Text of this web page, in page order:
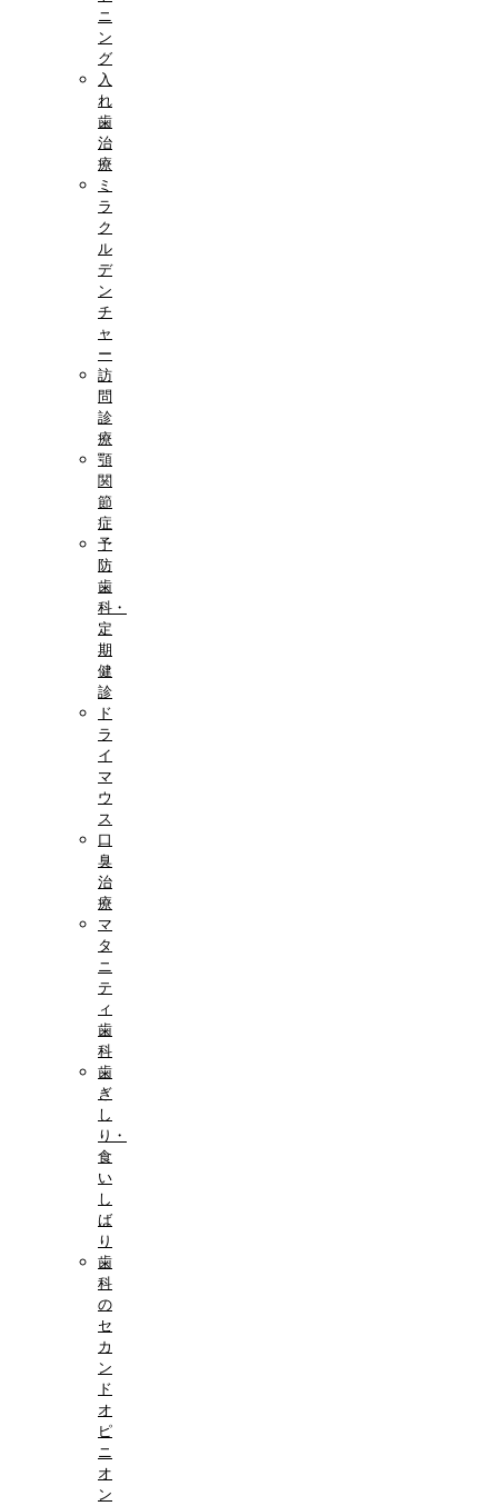
ニ
ン
グ
入
れ
歯
治
療
ミ
ラ
ク
ル
デ
ン
チ
ャ
ー
訪
問
診
療
顎
関
節
症
予
防
歯
科・
定
期
健
診
ド
ラ
イ
マ
ウ
ス
口
臭
治
療
マ
タ
ニ
テ
ィ
歯
科
歯
ぎ
し
り・
食
い
し
ば
り
歯
科
の
セ
カ
ン
ド
オ
ピ
ニ
オ
ン